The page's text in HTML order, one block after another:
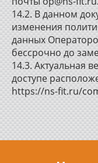
14.2. В данном
изменения
данных
бессрочно до
14.3. Актуальная
доступе
https://ns-fit.ru/